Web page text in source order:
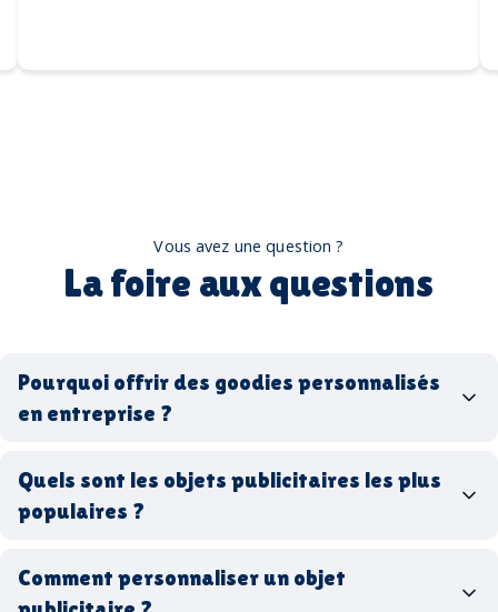
Vous avez une question ?
La foire aux questions
Pourquoi offrir des goodies personnalisés
en entreprise ?
Quels sont les objets publicitaires les plus
populaires ?
stylos personnalisés
tote bags publicitaires
Comment personnaliser un objet